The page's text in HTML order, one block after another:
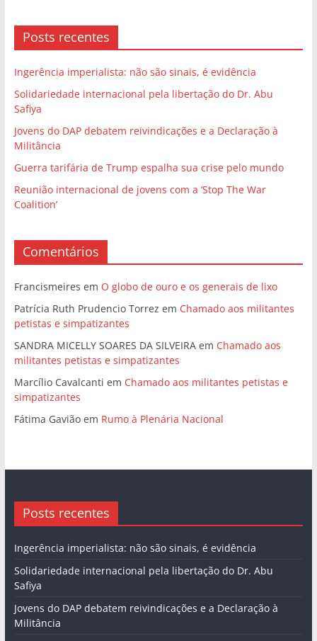
Posts recentes
Ingerência imperialista: não são sinais, é evidência
Solidariedade internacional pela libertação do Dr. Abu
Safiya
Jovens do DAP debatem reivindicações e a Declaração à
Militância
Guerra tarifária de Trump espalha sua crise pelo mundo
Reunião internacional de jovens com a ‘Stop The War
Coalition’
Comentários
Francismeires em O globo de ouro e os generais de lixo
Patrícia Ruth Prudencio Torrez em Chamado aos militantes
petistas e simpatizantes
SANDRA MICELLY SOARES DA SILVEIRAem Chamado aos
militantes petistas e simpatizantes
Marcílio Cavalcanti em Chamado aos militantes petistas e
simpatizantes
Fátima Gaviãoem Rumo à Plenária Nacional
Posts recentes
Ingerência imperialista: não são sinais, é evidência
Solidariedade internacional pela libertação do Dr. Abu
Safiya
Jovens do DAP debatem reivindicações e a Declaração à
Militância